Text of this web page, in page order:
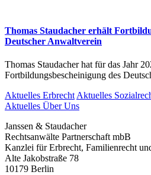
Thomas Staudacher erhält
Deutscher Anwaltverein
Thomas Staudacher hat für das Jahr
Fortbildungsbescheinigung des
Aktuelles Erbrecht Aktuelles
Aktuelles Über Uns
Janssen & Staudacher
Rechtsanwälte Partnerschaft mbB
Kanzlei für Erbrecht, Familienrecht
Alte Jakobstraße 78
10179 Berlin